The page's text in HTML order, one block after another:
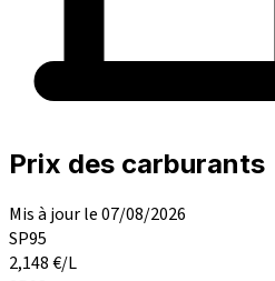
Prix des carburants
Mis à jour le 07/08/2026
SP95
2,148€/L